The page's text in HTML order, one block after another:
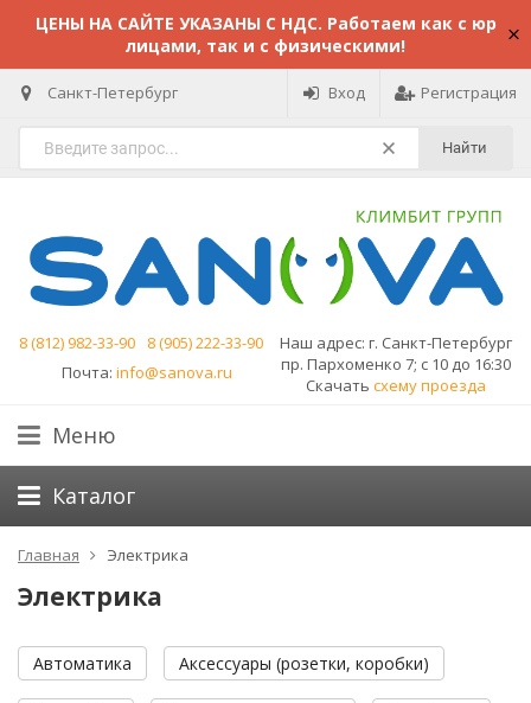
ЦЕНЫ НА САЙТЕ УКАЗАНЫ С НДС. Работаем как с юр
лицами, так и с физическими!
Санкт-Петербург Вход Регистрация
Найти
8 (812) 982-33-90
8 (905) 222-33-90
Почта: info@sanova.ru
Наш адрес: г. Санкт-Петербург
пр. Пархоменко 7; с 10 до 16:30
Скачать схему проезда
Меню
Каталог
Главная Электрика
Электрика
Автоматика Аксессуары (розетки, коробки)